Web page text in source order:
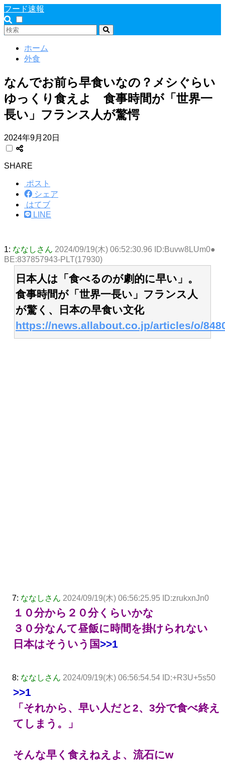
フード速報
ホーム
外食
なんでお前ら早食いなの？メシぐらい
ゆっくり食えよ 食事時間が「世界一
長い」フランス人が驚愕
2024年9月20日
SHARE
ポスト
シェア
はてブ
LINE
1: ななしさん 2024/09/19(木) 06:52:30.96 ID:Buvw8LUm0●
BE:837857943-PLT(17930)
日本人は「食べるのが劇的に早い」。
食事時間が「世界一長い」フランス人
が驚く、日本の早食い文化
https://news.allabout.co.jp/articles/o/
7: ななしさん 2024/09/19(木) 06:56:25.95 ID:zrukxnJn0
１０分から２０分くらいかな
３０分なんて昼飯に時間を掛けられない
日本はそういう国>>1
8: ななしさん 2024/09/19(木) 06:56:54.54 ID:+R3U+5s50
>>1
「それから、早い人だと2、3分で食べ終え
てしまう。」
そんな早く食えねえよ、流石にw